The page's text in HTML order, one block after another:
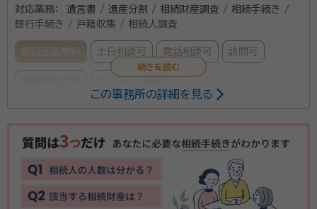
対応業務：
遺言書 / 遺産分割 / 相続財産調査 / 相続手続き /
銀行手続き / 戸籍収集 / 相続人調査
初回面談無料 土日相談可 電話相談可 訪問可
方が亡くなり、慣れない葬祭等で心身ともに疲れ果てた
ご遺族に、遺産分割、相続税申告、預金口座の解約手続
など、否応なしに降りかかる相続に関する様々な手続
き。期日が決まっている手続きもあり、必要書類を全て
この事務所の詳細を見る